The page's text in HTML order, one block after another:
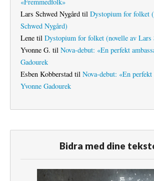
Lars Schwed Nygård til Dystopium for folket
Schwed Nygård)
Lene til Dystopium for folket (novelle av Lars
Yvonne G. til Nova-debut: «En perfekt
Gadourek
Esben Kobberstad til Nova-debut: «En perfekt
Yvonne Gadourek
Bidra med dine